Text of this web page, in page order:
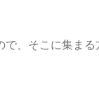
で、そこに集ま